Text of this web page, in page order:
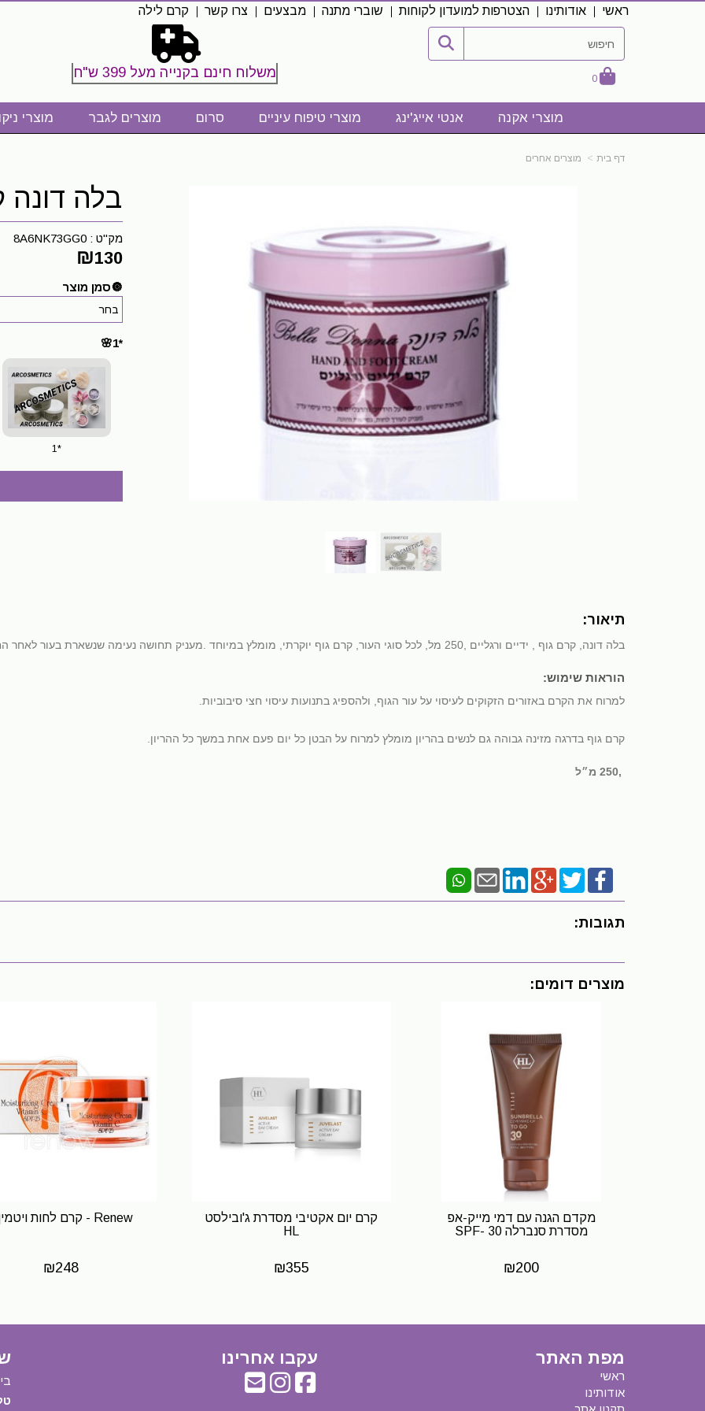
ראשי אודותינו הצטרפות למועדון לקוחות שוברי מתנה מבצעים צרו קשר קרם לילה
0 משלוח חינם בקנייה מעל 399 ש"ח
מוצרי אקנה אנטי אייג'ינג מוצרי טיפוח עיניים סרום מוצרים לגבר מוצרי
דף בית מוצרים אחרים
בלה דונה
מק"ט :8A6NK73GG0
₪130
🔘סמן מוצר
*1🌸
*1
תיאור:
בלה דונה, קרם גוף‏ , ידיים ורגליים ‏,250 מל, לכל סוגי העור, קרם גוף יוקרתי, מומלץ במיוחד .מעניק תחושה נעימה שנשארת בעור לאחר החדרתו. בעל מרקם קרמי מזין, עשיר בקולגן.
הוראות שימוש:
למרוח את הקרם באזורים הזקוקים לעיסוי על עור הגוף, ולהספיג בתנועות עיסוי חצי סיבוביות.
קרם גוף בדרגה מזינה גבוהה גם לנשים בהריון מומלץ למרוח על הבטן כל יום פעם אחת במשך כל ההריון.
‏,250 מ״ל
תגובות:
מוצרים דומים:
מקדם הגנה עם דמי מייק-אפ
מסדרת סנברלה SPF- 30
₪200
קרם יום אקטיבי מסדרת ג'ובילסט
HL
₪355
Renew - קרם לחות ויטמיןС
₪248
מפת האתר
ראשי
אודותינו
עקבו אחרינו